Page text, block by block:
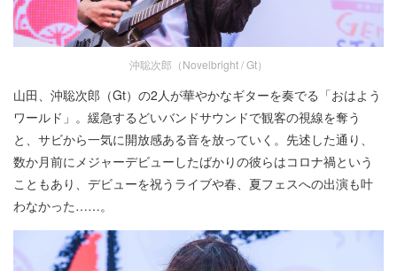
沖聡次郎（Novelbright / Gt）
山田、沖聡次郎（Gt）の2人が華やかなギターを奏でる「おはよう
ワールド」。緩急するどいバンドサウンドで観客の視線を奪う
と、サビから一気に開放感ある音を放っていく。先述した通り、
数か月前にメジャーデビューしたばかりの彼らはコロナ禍という
こともあり、デビューを祝うライブや春、夏フェスへの出演も叶
わなかった……。